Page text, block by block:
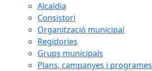
Alcaldia
Consistori
Organització municipal
Regidories
Grups municipals
Plans, campanyes i programes